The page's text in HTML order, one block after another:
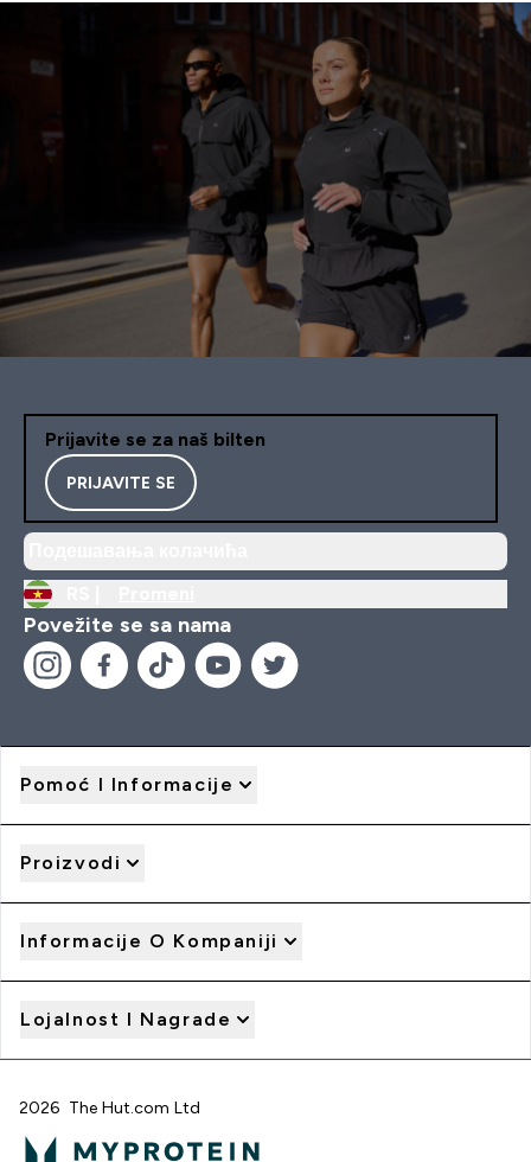
Prijavite se za naš bilten
PRIJAVITE SE
Povežite se sa nama
Pomoć I Informacije
Proizvodi
Informacije O Kompaniji
Lojalnost I Nagrade
2026 The Hut.com Ltd